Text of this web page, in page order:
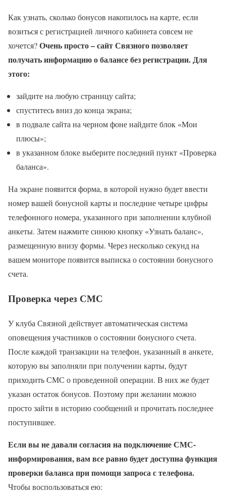
Как узнать, сколько бонусов накопилось на карте, если
возиться с регистрацией личного кабинета совсем не
хочется?Очень просто – сайт Связного позволяет
получать информацию о балансе без регистрации. Для
этого:
зайдите на любую страницу сайта;
спуститесь вниз до конца экрана;
в подвале сайта на черном фоне найдите блок «Мои
плюсы»;
в указанном блоке выберите последний пункт «Проверка
баланса».
На экране появится форма, в которой нужно будет ввести
номер вашей бонусной карты и последние четыре цифры
телефонного номера, указанного при заполнении клубной
анкеты. Затем нажмите синюю кнопку «Узнать баланс»,
размещенную внизу формы. Через несколько секунд на
вашем мониторе появится выписка о состоянии бонусного
счета.
Проверка через СМС
У клуба Связной действует автоматическая система
оповещения участников о состоянии бонусного счета.
После каждой транзакции на телефон, указанный в анкете,
которую вы заполняли при получении карты, будут
приходить СМС о проведенной операции. В них же будет
указан остаток бонусов. Поэтому при желании можно
просто зайти в историю сообщений и прочитать последнее
поступившее.
Если вы не давали согласия на подключение СМС-
информирования, вам все равно будет доступна функция
проверки баланса при помощи запроса с телефона.
Чтобы воспользоваться ею: